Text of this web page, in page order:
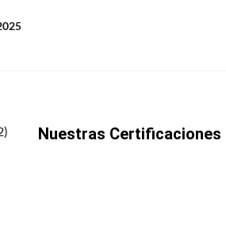
Nuestras Certificaciones